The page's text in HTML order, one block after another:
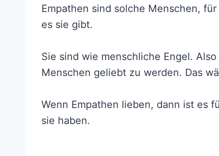
Empathen sind solche Menschen,
es sie gibt.
Sie sind wie menschliche Engel.
Menschen geliebt zu werden. Das
Wenn Empathen lieben, dann ist es
sie haben.